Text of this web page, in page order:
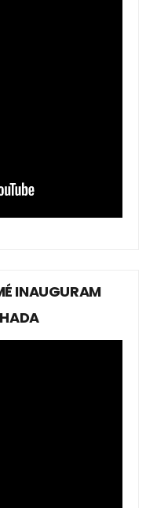
INAUGURAM